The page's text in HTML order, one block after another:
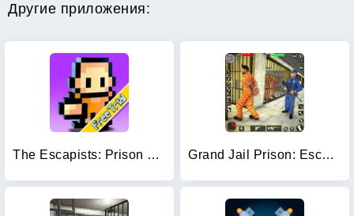
Другие приложения:
The Escapists: Prison Escape – Grand Jail Prison: Escape Game